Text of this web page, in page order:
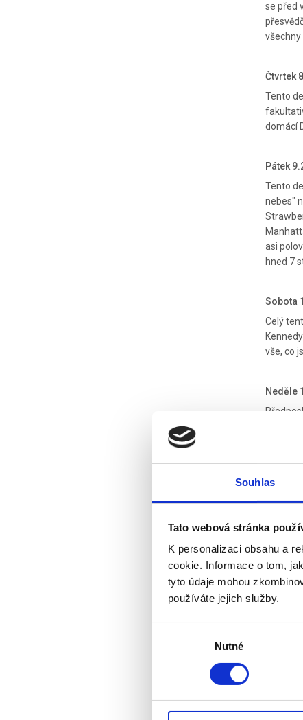
Souhlas
Tato webová stránka
K personalizaci obsahu a
cookie. Informace o tom,
tyto údaje mohou
používáte jejich služby.
Nutné
se před
všechny
Čtvrtek
Tento
domácí
Pátek
Tento
nebes"
asi
hned 7
Sobota
Celý
vše, co
Neděle
Pondělí
Global
před